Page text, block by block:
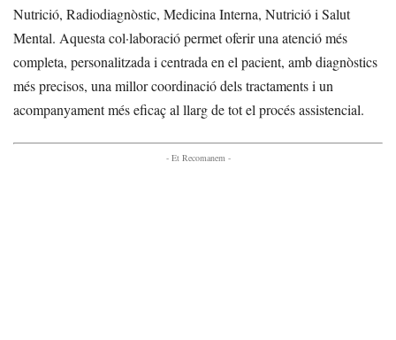
Nutrició, Radiodiagnòstic, Medicina Interna, Nutrició i Salut
Mental. Aquesta col·laboració permet oferir una atenció més
completa, personalitzada i centrada en el pacient, amb diagnòstics
més precisos, una millor coordinació dels tractaments i un
acompanyament més eficaç al llarg de tot el procés assistencial.
- Et Recomanem -